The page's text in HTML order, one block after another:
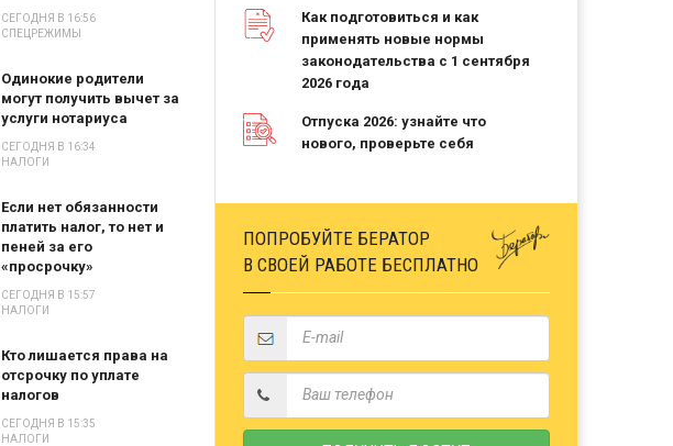
СЕГОДНЯ В 16:56
СПЕЦРЕЖИМЫ
Одинокие родители
могут получить вычет за
услуги нотариуса
СЕГОДНЯ В 16:34
НАЛОГИ
Если нет обязанности
платить налог, то нет и
пеней за его
«просрочку»
СЕГОДНЯ В 15:57
НАЛОГИ
Кто лишается права на
отсрочку по уплате
налогов
СЕГОДНЯ В 15:35
НАЛОГИ
Как подготовиться и как
применять новые нормы
законодательства с 1 сентября
2026 года
Отпуска 2026: узнайте что
нового, проверьте себя
ПОПРОБУЙТЕ БЕРАТОР
В СВОЕЙ РАБОТЕ БЕСПЛАТНО